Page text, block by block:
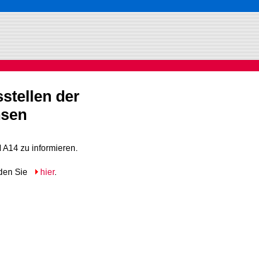
der
zu informieren.
Sie hier.